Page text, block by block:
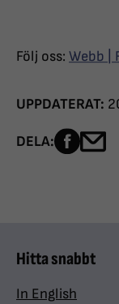
Följ oss: Webb
UPPDATERAT:
DELA: Dela
Hitta snabbt
In English